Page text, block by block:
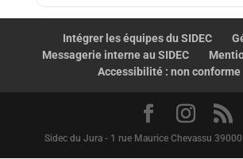
Intégrer les équipes du SIDEC
Messagerie interne au SIDEC
Accessibilité : non conforme
Sidec du Jura - 1 rue Maurice Chevassu